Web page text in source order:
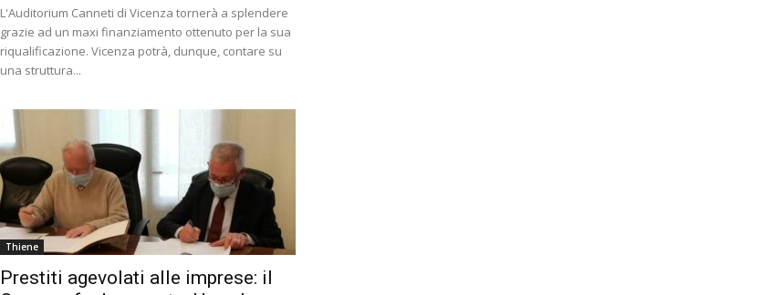
L'Auditorium Canneti di Vicenza tornerà a splendere
grazie ad un maxi finanziamento ottenuto per la sua
riqualificazione. Vicenza potrà, dunque, contare su
una struttura...
Thiene
Prestiti agevolati alle imprese: il